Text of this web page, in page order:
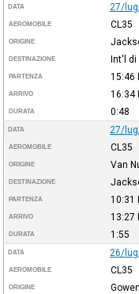
DATA 27/
AEROMOBILE CL35
ORIGINE
DESTINAZIONE Int'l di
PARTENZA 15:46
ARRIVO 16:34
DURATA 0:48
DATA 27/
AEROMOBILE CL35
ORIGINE Van
DESTINAZIONE
PARTENZA 10:31
ARRIVO 13:27
DURATA 1:55
DATA 26/
AEROMOBILE CL35
ORIGINE